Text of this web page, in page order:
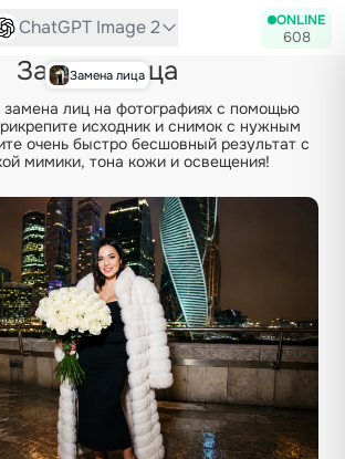
ChatGPT Image 2 ONLINE
608
Замена лица
Замена лица
замена лиц на фотографиях с помощью
исходник и снимок с нужным
очень быстро бесшовный результат с
мимики, тона кожи и освещения!